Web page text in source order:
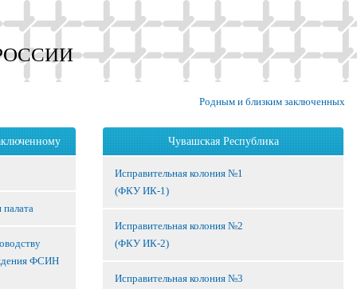
Родным и близким заключенных
ФСИН
Чувашская Республика
Исправительная колония №1
(ФКУ ИК-1)
Исправительная колония №2
(ФКУ ИК-2)
Исправительная колония №3